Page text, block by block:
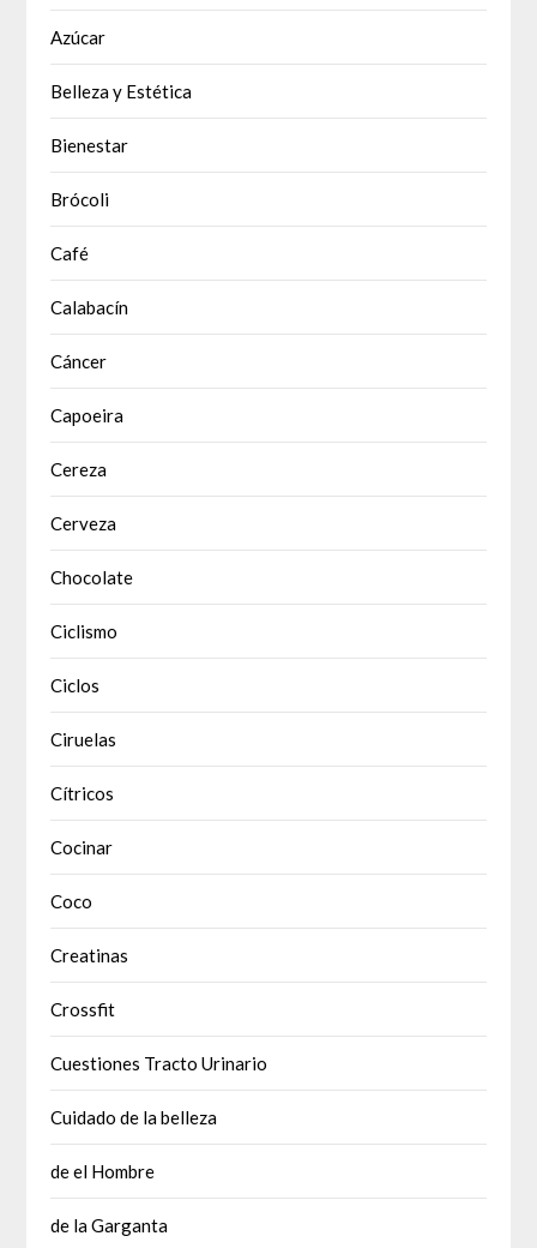
Azúcar
Belleza y Estética
Bienestar
Brócoli
Café
Calabacín
Cáncer
Capoeira
Cereza
Cerveza
Chocolate
Ciclismo
Ciclos
Ciruelas
Cítricos
Cocinar
Coco
Creatinas
Crossfit
Cuestiones Tracto Urinario
Cuidado de la belleza
de el Hombre
de la Garganta